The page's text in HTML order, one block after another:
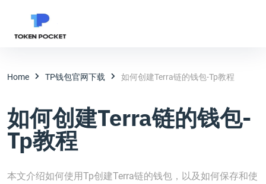
Home TP钱包官网下载 如何创建Terra链的钱包-Tp教程
如何创建Terra链的钱包-
Tp教程
本文介绍如何使用Tp创建Terra链的钱包，以及如何保存和使